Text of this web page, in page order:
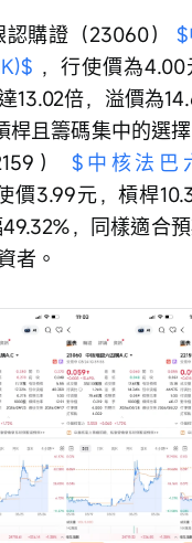
認購證（23060）
，行使價為
13.02倍，溢價為
桿且籌碼集中的選
） $中核法巴
價3.99元，槓桿
，同樣適合
者。